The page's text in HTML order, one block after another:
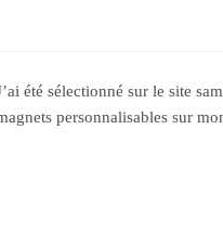
été sélectionné sur le site
personnalisables sur